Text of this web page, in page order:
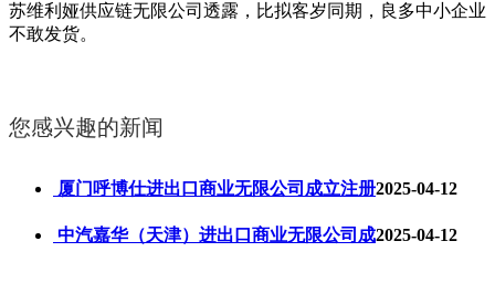
苏维利娅供应链无限公司透露，比拟客岁同期，良多中小企业
不敢发货。
您感兴趣的新闻
厦门呼博仕进出口商业无限公司成立注册2025-04-12
中汽嘉华（天津）进出口商业无限公司成2025-04-12